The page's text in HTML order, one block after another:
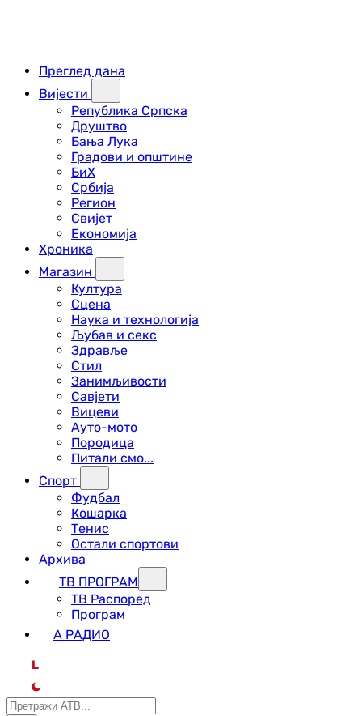
Преглед дана
Вијести
Република Српска
Друштво
Бања Лука
Градови и општине
БиХ
Србија
Регион
Свијет
Економија
Хроника
Магазин
Култура
Сцена
Наука и технологија
Љубав и секс
Здравље
Стил
Занимљивости
Савјети
Вицеви
Ауто-мото
Породица
Питали смо...
Спорт
Фудбал
Кошарка
Тенис
Остали спортови
Архива
ТВ ПРОГРАМ
ТВ Распоред
Програм
А РАДИО
L